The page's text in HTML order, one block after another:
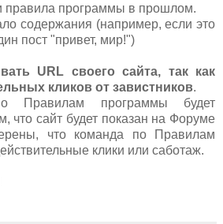
правила программы в прошлом.
содержания (например, если это
пост "привет, мир!")
URL своего сайта, так как
кликов от завистников.
Правилам программы будет
что сайт будет показан на Форуме
что команда по Правилам
клики или саботаж.